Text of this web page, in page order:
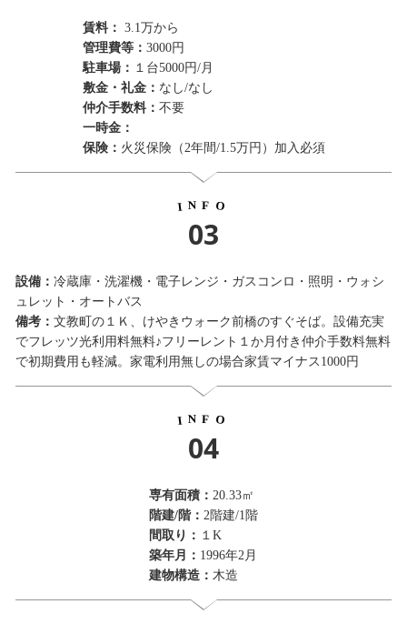
賃料： 3.1万から
管理費等： 3000円
駐車場： １台5000円/月
敷金・礼金： なし/なし
仲介手数料： 不要
一時金：
保険： 火災保険（2年間/1.5万円）加入必須
INF O
03
設備： 冷蔵庫・洗濯機・電子レンジ・ガスコンロ・照明・ウォシ
ュレット・オートバス
備考： 文教町の１Ｋ、けやきウォーク前橋のすぐそば。設備充実
でフレッツ光利用料無料♪フリーレント１か月付き仲介手数料無料
で初期費用も軽減。家電利用無しの場合家賃マイナス1000円
INF O
04
専有面積： 20.33㎡
階建/階： 2階建/1階
間取り： １K
築年月： 1996年2月
建物構造： 木造